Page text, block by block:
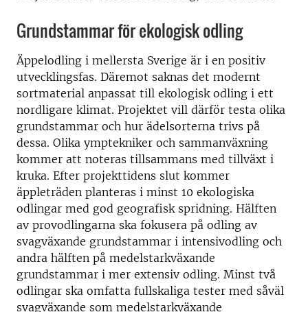
Grundstammar för ekologisk odling
Äppelodling i mellersta Sverige är i en positiv
utvecklingsfas. Däremot saknas det modernt
sortmaterial anpassat till ekologisk odling i ett
nordligare klimat. Projektet vill därför testa olika
grundstammar och hur ädelsorterna trivs på
dessa. Olika ymptekniker och sammanväxning
kommer att noteras tillsammans med tillväxt i
kruka. Efter projekttidens slut kommer
äppleträden planteras i minst 10 ekologiska
odlingar med god geografisk spridning. Hälften
av provodlingarna ska fokusera på odling av
svagväxande grundstammar i intensivodling och
andra hälften på medelstarkväxande
grundstammar i mer extensiv odling. Minst två
odlingar ska omfatta fullskaliga tester med såväl
svagväxande som medelstarkväxande